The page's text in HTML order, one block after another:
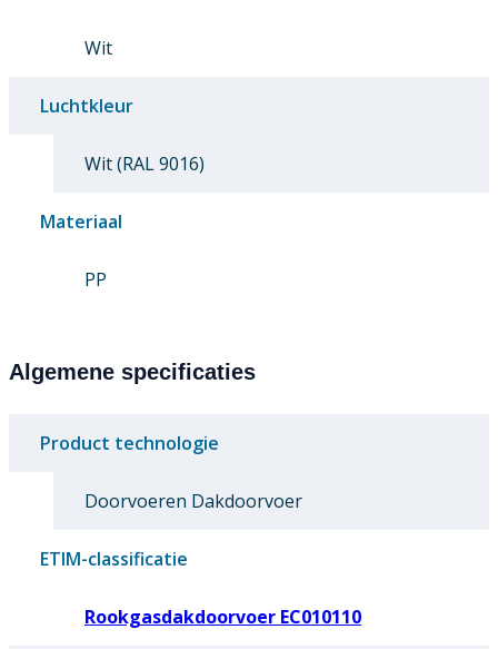
Wit
Luchtkleur
Wit (RAL 9016)
Materiaal
PP
Algemene specificaties
Product technologie
Doorvoeren Dakdoorvoer
ETIM-classificatie
Rookgasdakdoorvoer EC010110